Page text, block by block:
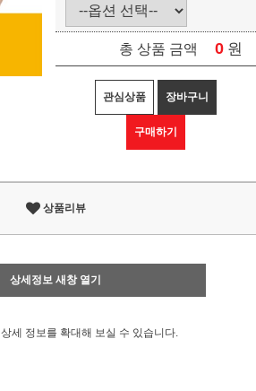
총 상품 금액 0 원
관심상품 장바구니
구매하기
상품리뷰
상세정보 새창 열기
상세 정보를 확대해 보실 수 있습니다.